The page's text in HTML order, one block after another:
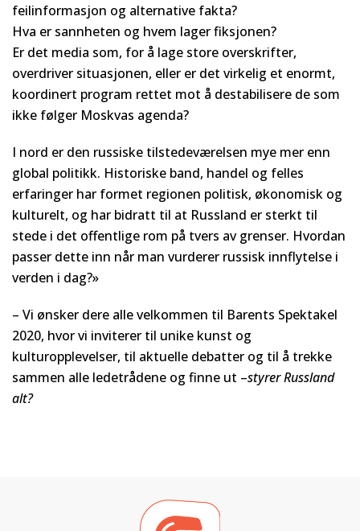
feilinformasjon og alternative fakta?
Hva er sannheten og hvem lager fiksjonen?
Er det media som, for å lage store overskrifter,
overdriver situasjonen, eller er det virkelig et enormt,
koordinert program rettet mot å destabilisere de som
ikke følger Moskvas agenda?
I nord er den russiske tilstedeværelsen mye mer enn
global politikk. Historiske band, handel og felles
erfaringer har formet regionen politisk, økonomisk og
kulturelt, og har bidratt til at Russland er sterkt til
stede i det offentlige rom på tvers av grenser. Hvordan
passer dette inn når man vurderer russisk innflytelse i
verden i dag?»
– Vi ønsker dere alle velkommen til Barents Spektakel
2020, hvor vi inviterer til unike kunst og
kulturopplevelser, til aktuelle debatter og til å trekke
sammen alle ledetrådene og finne ut –styrer Russland
alt?